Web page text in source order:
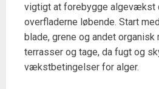
vigtigt at forebygge algevækst
overfladerne løbende. Start
blade, grene og andet organisk
terrasser og tage, da fugt og
vækstbetingelser for alger.